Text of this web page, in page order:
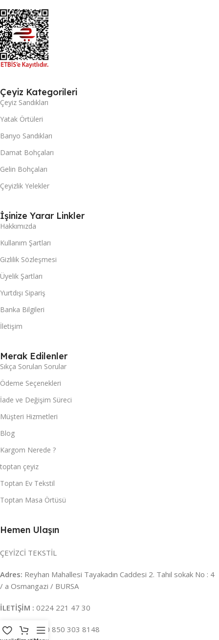
Çeyiz Kategorileri
Çeyiz Sandıkları
Yatak Örtüleri
Banyo Sandıkları
Damat Bohçaları
Gelin Bohçaları
Çeyizlik Yelekler
İşinize Yarar Linkler
Hakkımızda
Kullanım Şartları
Gizlilik Sözleşmesi
Üyelik Şartları
Yurtdışı Sipariş
Banka Bilgileri
İletişim
Merak Edilenler
Sıkça Sorulan Sorular
Ödeme Seçenekleri
İade ve Değişim Süreci
Müşteri Hizmetleri
Blog
Kargom Nerede ?
toptan çeyiz
Toptan Ev Tekstil
Toptan Masa Örtüsü
Hemen Ulaşın
ÇEYİZCİ TEKSTİL
Adres: Reyhan Mahallesi Tayakadın Caddesi 2. Tahıl sokak No : 4
/ a Osmangazi / BURSA
İLETİŞİM : 0224 221 47 30
WHATSAPP :0 850 303 8148